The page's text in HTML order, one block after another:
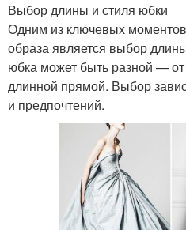
Выбор длины и стиля юбки
Одним из ключевых
образа является выбор
юбка может быть разной —
длинной прямой. Выбор
и предпочтений.